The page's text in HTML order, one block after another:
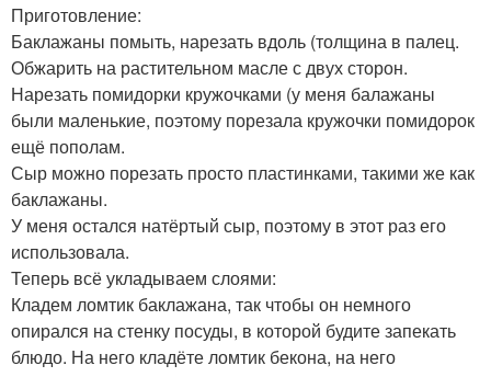
Приготовление:
Баклажаны помыть, нарезать вдоль (толщина в палец.
Обжарить на растительном масле с двух сторон.
Нарезать помидорки кружочками (у меня балажаны
были маленькие, поэтому порезала кружочки помидорок
ещё пополам.
Сыр можно порезать просто пластинками, такими же как
баклажаны.
У меня остался натёртый сыр, поэтому в этот раз его
использовала.
Теперь всё укладываем слоями:
Кладем ломтик баклажана, так чтобы он немного
опирался на стенку посуды, в которой будите запекать
блюдо. На него кладёте ломтик бекона, на него